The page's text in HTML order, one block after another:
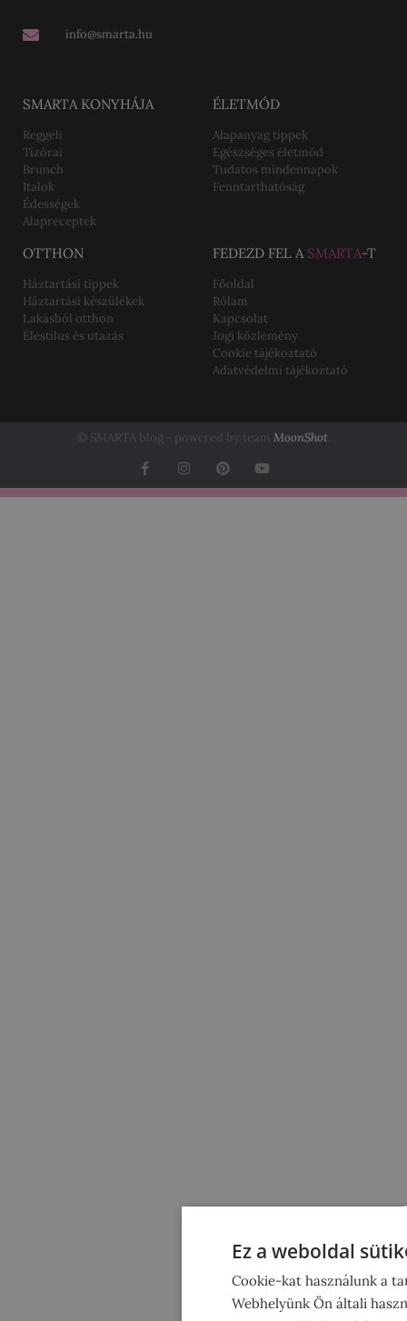
info@smarta.hu
SMARTA KONYHÁJA
Reggeli
Tízórai
Brunch
Italok
Édességek
Alapreceptek
ÉLETMÓD
Alapanyag tippek
Egészséges életmód
Tudatos mindennapok
Fenntarthatóság
OTTHON
Háztartási tippek
Háztartási készülékek
Lakásból otthon
Élestílus és utazás
FEDEZD FEL A SMARTA-T
Főoldal
Rólam
Kapcsolat
Jogi közlemény
Cookie tájékoztató
Adatvédelmi tájékoztató
© SMARTA blog - powered by team MoonShot.
Ez a weboldal
Cookie-kat használunk a
Webhelyünk Ön általi